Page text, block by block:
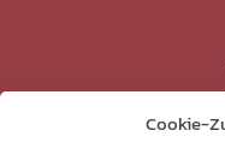
Cookie-